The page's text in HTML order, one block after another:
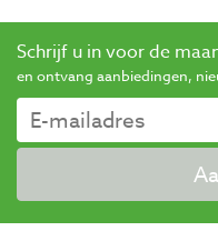
Schrijf u in voor de
en ontvang aanbiedingen,